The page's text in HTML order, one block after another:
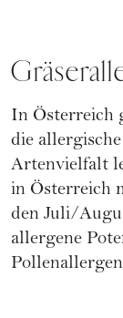
In Österreich
die
Artenvielfalt
in Österreich
den Juli/
allergene